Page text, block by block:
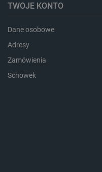
TWOJE KONTO
Dane osobowe
Adresy
Zamówienia
Schowek